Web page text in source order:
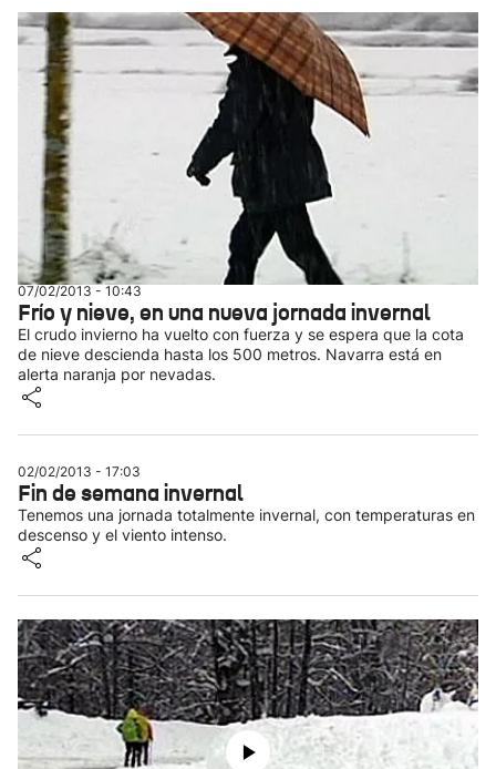
07/02/2013 - 10:43
Frío y nieve, en una nueva jornada invernal
El crudo invierno ha vuelto con fuerza y se espera que la cota
de nieve descienda hasta los 500 metros. Navarra está en
alerta naranja por nevadas.
02/02/2013 - 17:03
Fin de semana invernal
Tenemos una jornada totalmente invernal, con temperaturas en
descenso y el viento intenso.